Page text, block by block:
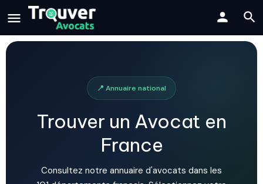
📍 Annuaire national
Trouver un Avocat en
France
Consultez notre annuaire d'avocats dans les